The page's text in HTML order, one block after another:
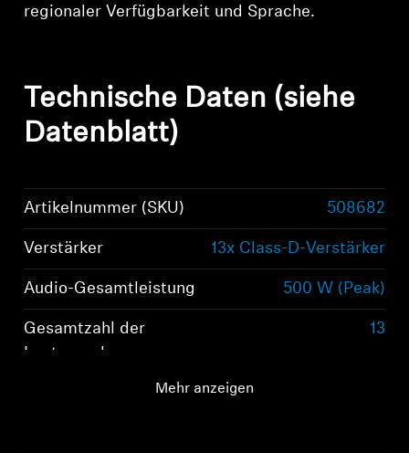
regionaler Verfügbarkeit und Sprache.
Technische Daten (siehe
Datenblatt)
Artikelnummer (SKU) 508682
Verstärker 13x Class-D-Verstärker
Audio-Gesamtleistung 500 W (Peak)
Gesamtzahl der
Lautsprecher
13
Mehr anzeigen